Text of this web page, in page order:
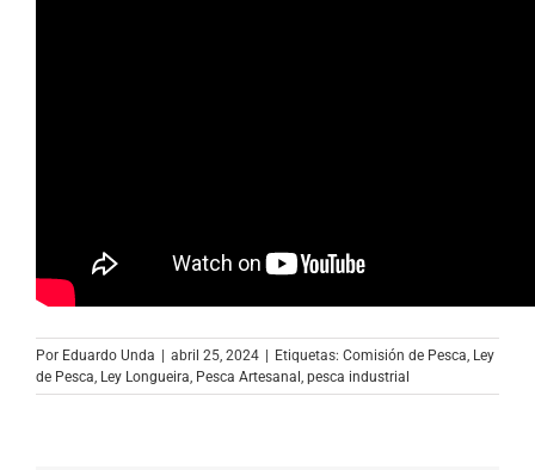
Por Eduardo Unda abril 25, 2024 Etiquetas: Comisión de Pesca, Ley
de Pesca, Ley Longueira, Pesca Artesanal , pesca industrial